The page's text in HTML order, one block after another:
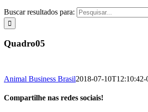
Buscar resultados para:
Quadro05
Animal Business Brasil2018-07-10T12:10:42-
Compartilhe nas redes sociais!